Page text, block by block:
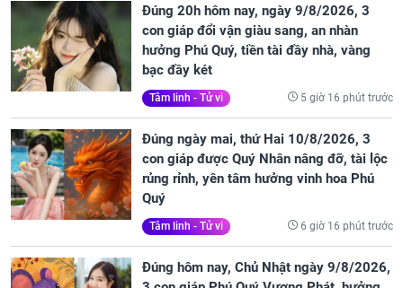
Đúng 20h hôm nay, ngày 9/8/2026, 3
con giáp đổi vận giàu sang, an nhàn
hưởng Phú Quý, tiền tài đầy nhà, vàng
bạc đầy két
Tâm linh - Tử vi 5 giờ 16 phút trước
Đúng ngày mai, thứ Hai 10/8/2026, 3
con giáp được Quý Nhân nâng đỡ, tài lộc
rủng rỉnh, yên tâm hưởng vinh hoa Phú
Quý
Tâm linh - Tử vi 6 giờ 16 phút trước
Đúng hôm nay, Chủ Nhật ngày 9/8/2026,